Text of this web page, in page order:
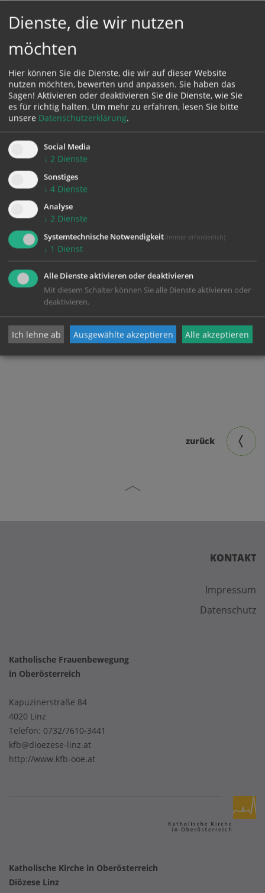
Info und Anmeldung
Reiseprogramm zum Download
DIENSTAG
04.08.
Zeit:
Ganztagestermin
Ort:
Hotel Saxl
Brennerstraße 5
I-39040 Freienfeld
zurück
KONTAKT
Impressum
Datenschutz
Katholische Frauenbewegung
in Oberösterreich
Kapuzinerstraße 84
4020 Linz
Telefon: 0732/7610-3441
kfb@dioezese-linz.at
http://www.kfb-ooe.at
Katholische Kirche in Oberösterreich
Diözese Linz
Dienste, die wir nutzen
möchten
Hier können Sie die Dienste, die wir auf dieser Website
nutzen möchten, bewerten und anpassen. Sie haben das
Sagen! Aktivieren oder deaktivieren Sie die Dienste, wie Sie
es für richtig halten. Um mehr zu erfahren, lesen Sie bitte
unsere Datenschutzerklärung.
Social Media
↓ 2 Dienste
Sonstiges
↓ 4 Dienste
Analyse
↓ 2 Dienste
Systemtechnische Notwendigkeit (immer erforderlich)
↓ 1 Dienst
Alle Dienste aktivieren oder deaktivieren
Mit diesem Schalter können Sie alle Dienste aktivieren oder
deaktivieren.
Ich lehne ab Ausgewählte akzeptieren Alle akzeptieren